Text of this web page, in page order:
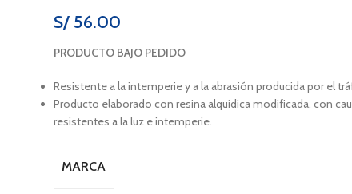
S/56.00
PRODUCTO BAJO PEDIDO
Resistente a la intemperie y a la abrasión producida por el
Producto elaborado con resina alquídica modificada, con
resistentes a la luz e intemperie.
MARCA